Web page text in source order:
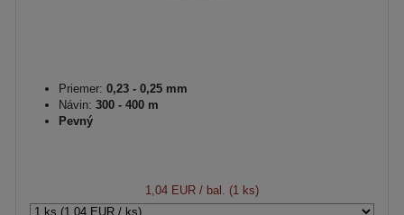
Priemer: 0,23 - 0,25 mm
Návin: 300 - 400 m
Pevný
1,04 EUR / bal. (1 ks)